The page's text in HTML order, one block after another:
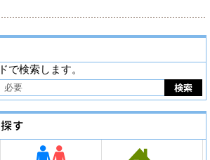
で検索します。